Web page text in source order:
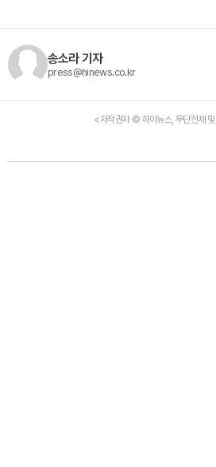
송소라 기자
press@hinews.co.kr
<저작권자 © 하이뉴스, 무단전재